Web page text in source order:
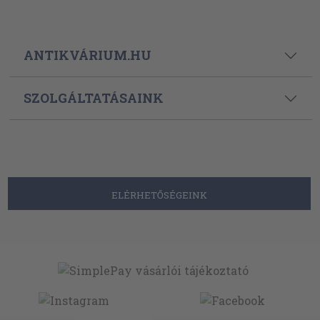
ANTIKVÁRIUM.HU
SZOLGÁLTATÁSAINK
ELÉRHETŐSÉGEINK